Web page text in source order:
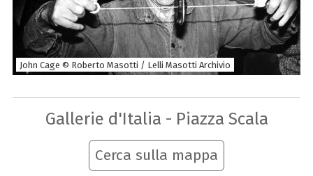
John Cage © Roberto Masotti / Lelli Masotti Archivio
Gallerie d'Italia - Piazza Scala
Cerca sulla mappa